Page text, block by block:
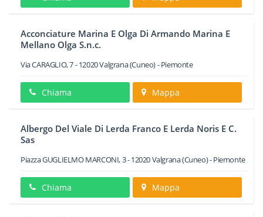
Acconciature Marina E Olga Di Armando Marina E
Mellano Olga S.n.c.
Via CARAGLIO, 7-12020Valgrana(Cuneo) -Piemonte
Chiama Mappa
Albergo Del Viale Di Lerda Franco E Lerda Noris E C.
Sas
Piazza GUGLIELMO MARCONI, 3-12020Valgrana(Cuneo) -Piemonte
Chiama Mappa